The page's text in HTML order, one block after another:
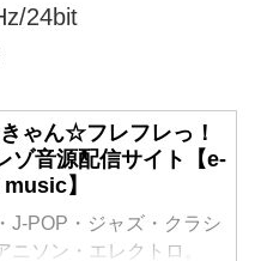
24bit
ゃん☆フレフレっ！
ゾ音源配信サイト【e-
】
J-POP・ジャズ・クラシ
ニソン・エレクトロ。